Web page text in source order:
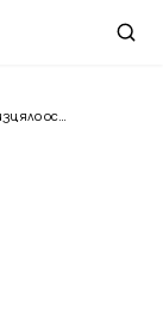
Изследователи съобщиха за първата кибератака, изцяло осъществена от агентен AI